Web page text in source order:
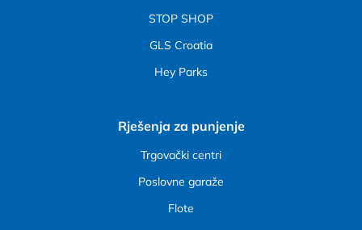
STOP SHOP
GLS Croatia
Hey Parks
Rješenja za punjenje
Trgovački centri
Poslovne garaže
Flote